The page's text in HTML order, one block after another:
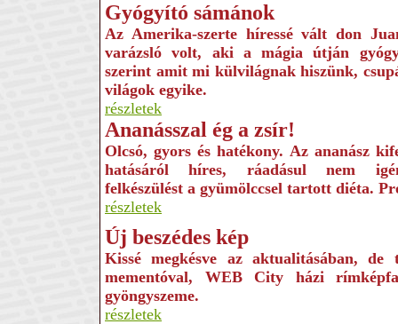
Gyógyító sámánok
Az Amerika-szerte híressé vált don
varázsló volt, aki a mágia útján
szerint amit mi külvilágnak hiszünk,
világok egyike.
részletek
Ananásszal ég a zsír!
Olcsó, gyors és hatékony. Az ananász
hatásáról híres, ráadásul nem
felkészülést a gyümölccsel tartott diéta.
részletek
Új beszédes kép
Kissé megkésve az aktualitásában, de
mementóval, WEB City házi
gyöngyszeme.
részletek